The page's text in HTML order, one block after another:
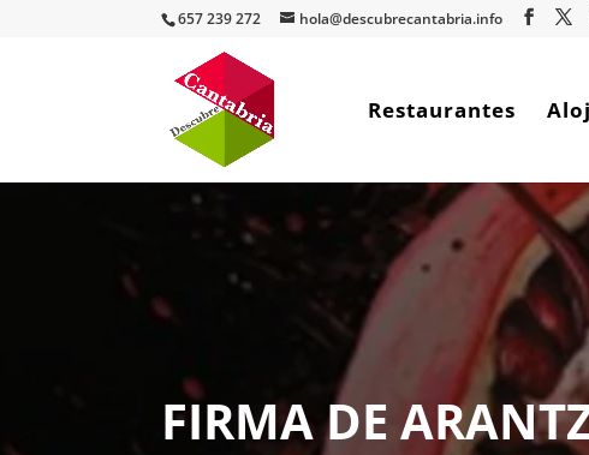
657 239 272 hola@descubrecantabria.info
Restaurantes
FIRMA DE